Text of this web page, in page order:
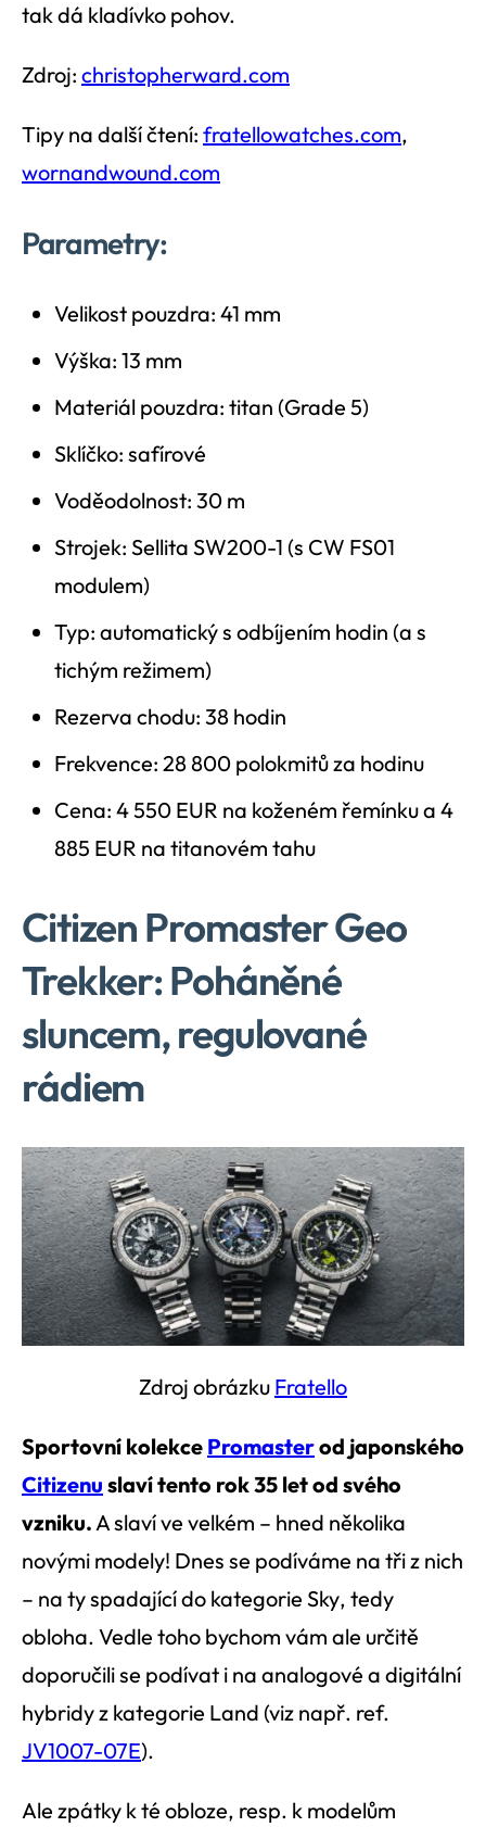
tak dá kladívko pohov.
Zdroj: christopherward.com
Tipy na další čtení: fratellowatches.com,
wornandwound.com
Parametry:
Velikost pouzdra: 41 mm
Výška: 13 mm
Materiál pouzdra: titan (Grade 5)
Sklíčko: safírové
Voděodolnost: 30 m
Strojek: Sellita SW200-1 (s CW FS01
modulem)
Typ: automatický s odbíjením hodin (a s
tichým režimem)
Rezerva chodu: 38 hodin
Frekvence: 28 800 polokmitů za hodinu
Cena: 4 550 EUR na koženém řemínku a 4
885 EUR na titanovém tahu
Citizen Promaster Geo
Trekker: Poháněné
sluncem, regulované
rádiem
Zdroj obrázku Fratello
Sportovní kolekce Promasterod japonského
Citizenu slaví tento rok 35 let od svého
vzniku.A slaví ve velkém – hned několika
novými modely! Dnes se podíváme na tři z nich
– na ty spadající do kategorie Sky, tedy
obloha. Vedle toho bychom vám ale určitě
doporučili se podívat i na analogové a digitální
hybridy z kategorie Land (viz např. ref.
JV1007-07E).
Ale zpátky k té obloze, resp. k modelům